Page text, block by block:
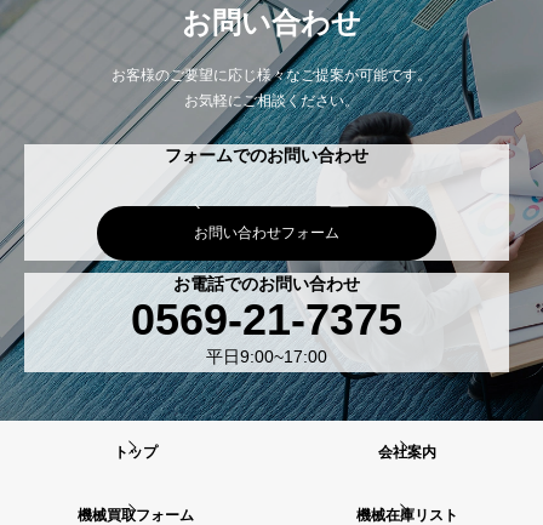
お問い合わせ
お客様のご要望に応じ様々なご提案が可能です。
お気軽にご相談ください。
フォームでのお問い合わせ
お問い合わせフォーム
お電話でのお問い合わせ
0569-21-7375
平日9:00~17:00
トップ 会社案内
機械買取フォーム 機械在庫リスト